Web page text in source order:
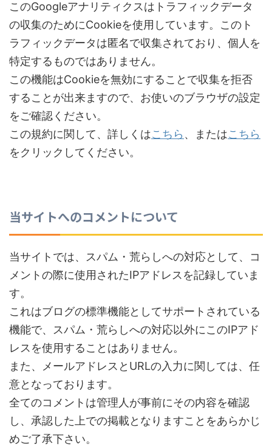
このGoogleアナリティクスはトラフィックデータ
の収集のためにCookieを使用しています。このト
ラフィックデータは匿名で収集されており、個人を
特定するものではありません。
この機能はCookieを無効にすることで収集を拒否
することが出来ますので、お使いのブラウザの設定
をご確認ください。
この規約に関して、詳しくはこちら 、またはこちら
をクリックしてください。
当サイトへのコメントについて
当サイトでは、スパム・荒らしへの対応として、コ
メントの際に使用されたIPアドレスを記録していま
す。
これはブログの標準機能としてサポートされている
機能で、スパム・荒らしへの対応以外にこのIPアド
レスを使用することはありません。
また、メールアドレスとURLの入力に関しては、任
意となっております。
全てのコメントは管理人が事前にその内容を確認
し、承認した上での掲載となりますことをあらかじ
めご了承下さい。